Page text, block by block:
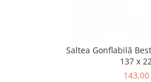
Saltea Gonflabilă
137 x
143,00